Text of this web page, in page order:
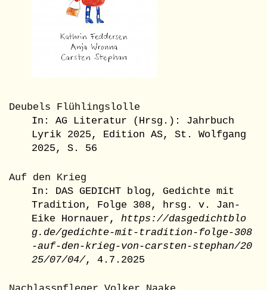
Deubels Flühlingslolle
In: AG Literatur (Hrsg.): Jahrbuch
Lyrik 2025, Edition AS, St. Wolfgang
2025, S. 56
Auf den Krieg
In: DAS GEDICHT blog, Gedichte mit
Tradition, Folge 308, hrsg. v. Jan-
Eike Hornauer,https://dasgedichtblo
g.de/gedichte-mit-tradition-folge-308
-auf-den-krieg-von-carsten-stephan/20
25/07/04/, 4.7.2025